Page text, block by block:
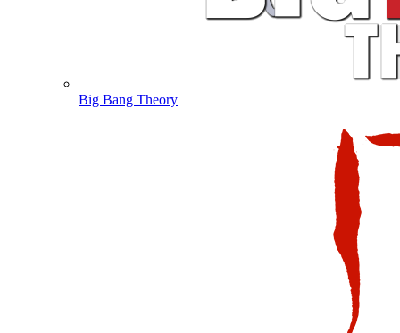
Big Bang Theory